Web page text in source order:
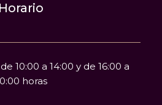
Horario
10:00 a 14:00 y de 16:00 a
horas